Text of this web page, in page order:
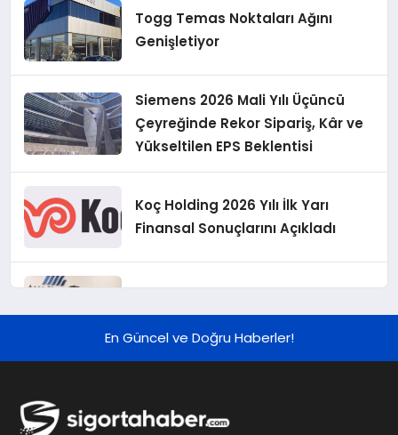
Togg Temas Noktaları Ağını
Genişletiyor
Siemens 2026 Mali Yılı Üçüncü
Çeyreğinde Rekor Sipariş, Kâr ve
Yükseltilen EPS Beklentisi
Koç Holding 2026 Yılı İlk Yarı
Finansal Sonuçlarını Açıkladı
Grup Müdürü Olarak Atandı
ürünleri uzun vadeyi tutuyor
En Güncel ve Doğru Haberler!